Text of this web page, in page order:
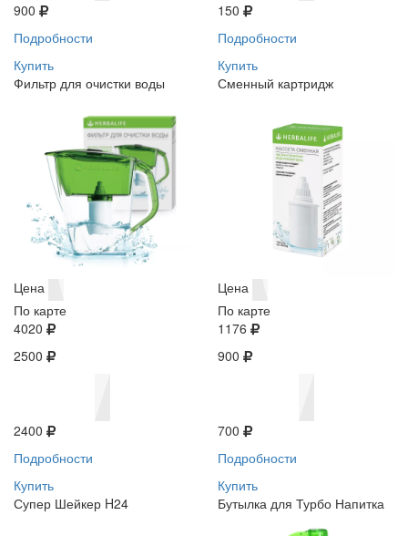
900
Подробности
Купить
150
Подробности
Купить
Фильтр для очистки воды
Цена
По карте
4020
2500
2400
Подробности
Купить
Сменный картридж
Цена
По карте
1176
900
700
Подробности
Купить
Супер Шейкер H24
Бутылка для Турбо Напитка